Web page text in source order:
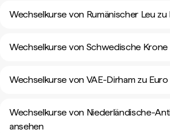
Wechselkurse von Rumänischer Leu zu
Wechselkurse von Schwedische Krone
Wechselkurse von VAE-Dirham zu
Wechselkurse von Niederländische-
ansehen